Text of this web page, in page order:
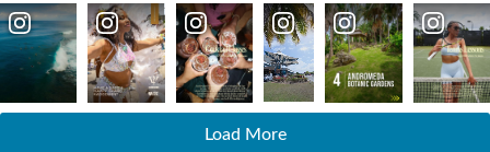
Load More